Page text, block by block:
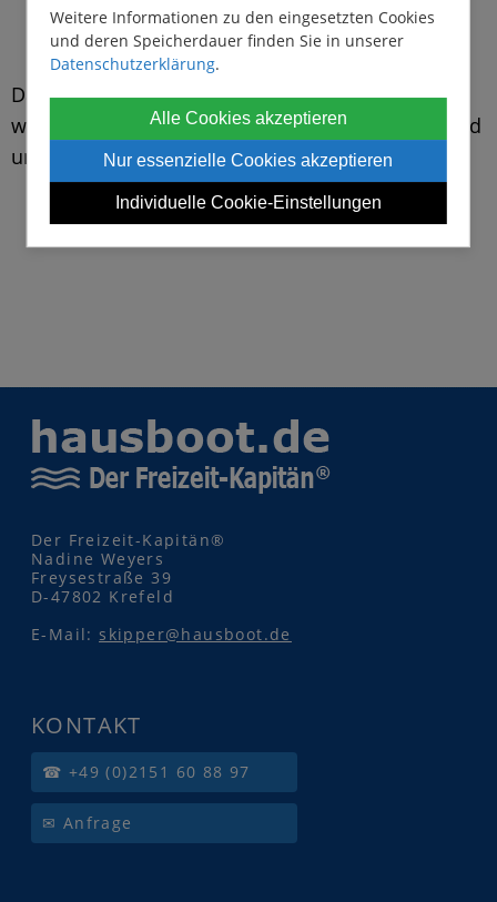
Weitere Informationen zu den eingesetzten Cookies
und deren Speicherdauer finden Sie in unserer
Datenschutzerklärung.
Alle Cookies akzeptieren
Nur essenzielle Cookies akzeptieren
Individuelle Cookie-Einstellungen
Inventar
Ihre Urlaubsdestination
DasTeam von hausboot.dewünscht Ihnen einen
wunderschönen, erholsamen, erlebnisreichen und
unvergesslichen Urlaub.
Der Freizeit-Kapitän®
Nadine Weyers
Freysestraße 39
D-47802 Krefeld
E-Mail: skipper@hausboot.de
KONTAKT
☎ +49 (0)2151 60 88 97
✉ Anfrage